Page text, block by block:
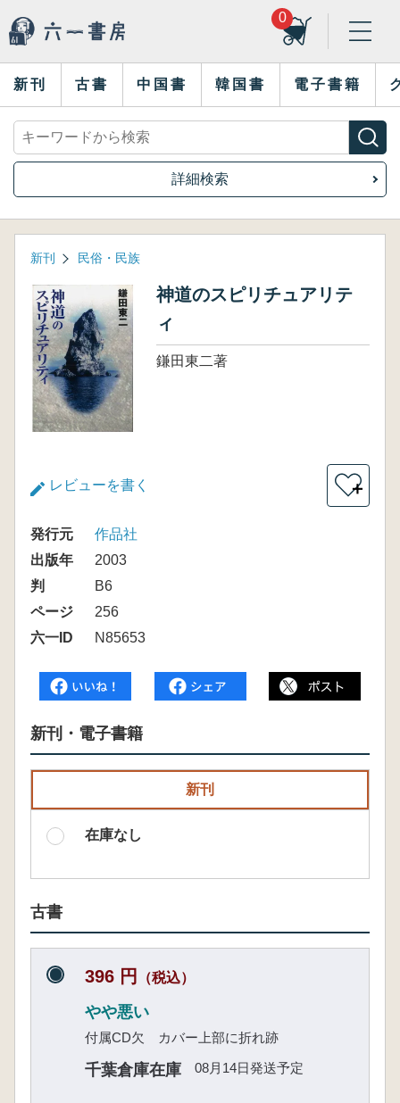
0
新刊 古書 中国書 韓国書 電子書籍
詳細検索
新刊 民俗・民族
神道のスピリチュアリテ
ィ
鎌田東二著
レビューを書く ＋
発行元
作品社
出版年
2003
判
B6
ページ
256
六一ID
N85653
新刊・電子書籍
新刊
在庫なし
古書
396 円 （税込）
やや悪い
付属CD欠 カバー上部に折れ跡
千葉倉庫在庫 08月14日発送予定